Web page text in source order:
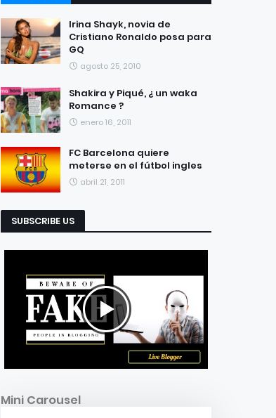
RECIENTES
Irina Shayk, novia de
Cristiano Ronaldo posa para
GQ
agosto 25, 2010
Shakira y Piqué, ¿ un waka
Romance ?
enero 16, 2011
FC Barcelona quiere
meterse en el fútbol ingles
abril 21, 2011
SUBSCRIBE US
Mini Carousel